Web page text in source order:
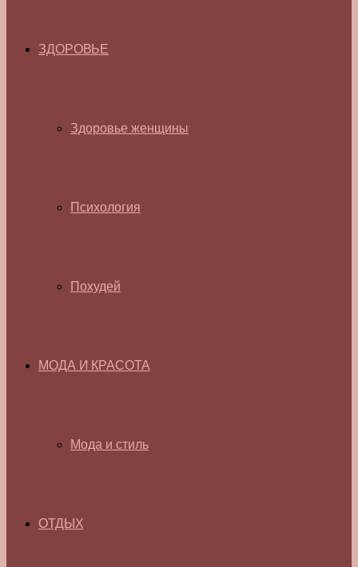
ЗДОРОВЬЕ
Здоровье женщины
Психология
Похудей
МОДА И КРАСОТА
Мода и стиль
ОТДЫХ